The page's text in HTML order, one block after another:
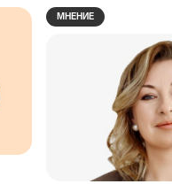
МНЕНИЕ